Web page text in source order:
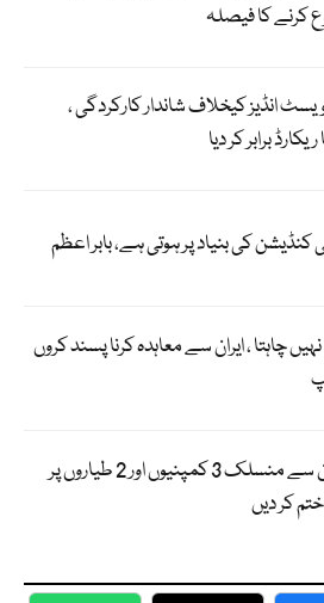
کرنے کا فیصلہ
انڈیز کیخلاف شاندار کارکردگی ،
برابر کر دیا
کنڈیشن کی بنیاد پر ہوتی ہے، بابر اعظم
نہیں چاہتا ، ایران سے معاہدہ کرنا پسند کروں
امریکا نے ایران سے منسلک 3 کمپنیوں اور 2 طیاروں پر
کر دیں